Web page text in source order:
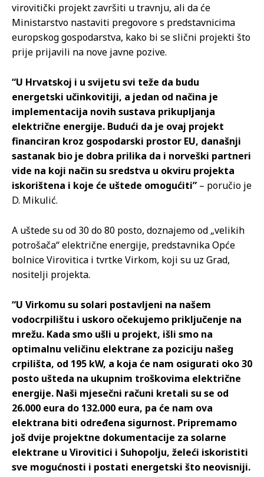
virovitički projekt završiti u travnju, ali da će
Ministarstvo nastaviti pregovore s predstavnicima
europskog gospodarstva, kako bi se slični projekti što
prije prijavili na nove javne pozive.
“U Hrvatskoj i u svijetu svi teže da budu
energetski učinkovitiji, a jedan od načina je
implementacija novih sustava prikupljanja
električne energije. Budući da je ovaj projekt
financiran kroz gospodarski prostor EU, današnji
sastanak bio je dobra prilika da i norveški partneri
vide na koji način su sredstva u okviru projekta
iskorištena i koje će uštede omogućiti” – poručio je
D. Mikulić.
A uštede su od 30 do 80 posto, doznajemo od „velikih
potrošača“ električne energije, predstavnika Opće
bolnice Virovitica i tvrtke Virkom, koji su uz Grad,
nositelji projekta.
“U Virkomu su solari postavljeni na našem
vodocrpilištu i uskoro očekujemo priključenje na
mrežu. Kada smo ušli u projekt, išli smo na
optimalnu veličinu elektrane za poziciju našeg
crpilišta, od 195 kW, a koja će nam osigurati oko 30
posto ušteda na ukupnim troškovima električne
energije. Naši mjesečni računi kretali su se od
26.000 eura do 132.000 eura, pa će nam ova
elektrana biti određena sigurnost. Pripremamo
još dvije projektne dokumentacije za solarne
elektrane u Virovitici i Suhopolju, želeći iskoristiti
sve mogućnosti i postati energetski što neovisniji.